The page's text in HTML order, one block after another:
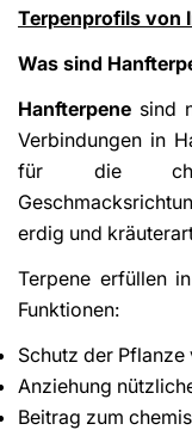
Terpenprofils von
Was sind
Hanfterpene sind
Verbindungen in
für die
erdig und
Terpene erfüllen
Funktionen:
Schutz der
Anziehung
Beitrag zum